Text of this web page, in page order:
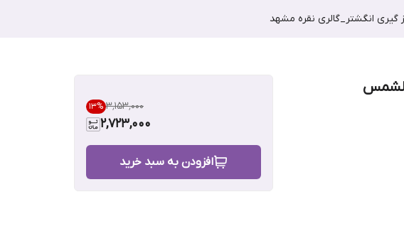
گیری انگشتر_گالری نقره مشهد
الشمس
۳٬۱۵۳٬۰۰۰ 13%
2,723,000
افزودن به سبد خرید